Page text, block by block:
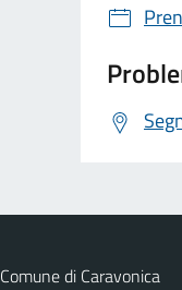
Comune di Caravonica